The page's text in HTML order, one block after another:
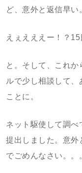
ど、意外と返信早い
えぇえええー！？
と。そして、これ
ルで少し相談して、
ことに。
ネット駆使して調
提出しました。意
でごめんなさい。。